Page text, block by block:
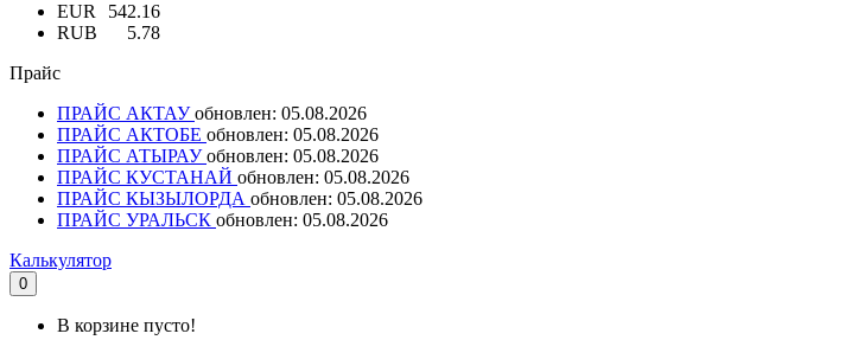
EUR
542.16
RUB
5.78
Прайс
ПРАЙС АКТАУобновлен: 05.08.2026
ПРАЙС АКТОБЕ обновлен: 05.08.2026
ПРАЙС АТЫРАУобновлен: 05.08.2026
ПРАЙС КУСТАНАЙ обновлен: 05.08.2026
ПРАЙС КЫЗЫЛОРДА обновлен: 05.08.2026
ПРАЙС УРАЛЬСК обновлен: 05.08.2026
Калькулятор
0
В корзине пусто!